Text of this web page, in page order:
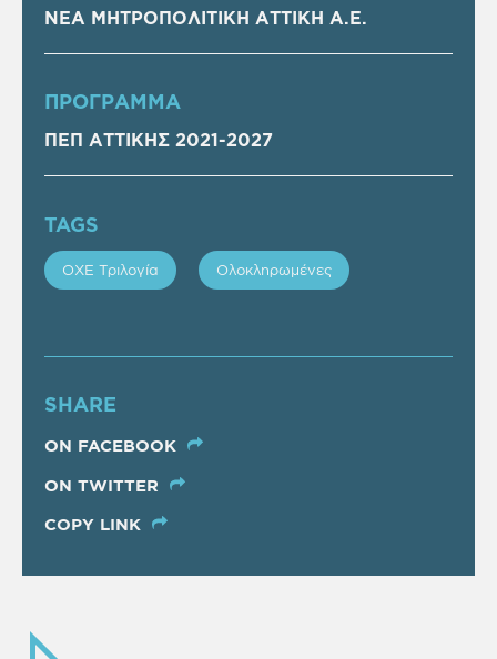
ΝΕΑ ΜΗΤΡΟΠΟΛΙΤΙΚΗ ΑΤΤΙΚΗ Α.Ε.
ΠΡOΓΡΑΜΜΑ
ΠΕΠ ΑΤΤΙΚΗΣ 2021-2027
TAGS
ΟΧΕ Τριλογία Ολοκληρωμένες
SHARE
ON FACEBOOK
ON TWITTER
COPY LINK